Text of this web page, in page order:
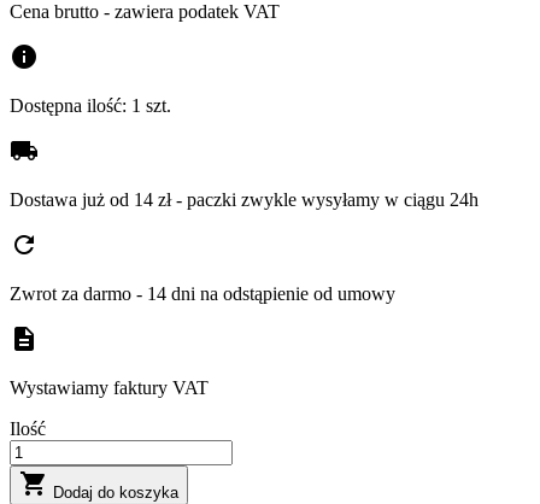
Cena brutto - zawiera podatek VAT
info
Dostępna ilość: 1 szt.
local_shipping
Dostawa już od 14 zł - paczki zwykle wysyłamy w ciągu 24h
refresh
Zwrot za darmo - 14 dni na odstąpienie od umowy
description
Wystawiamy faktury VAT
Ilość
 Dodaj do koszyka